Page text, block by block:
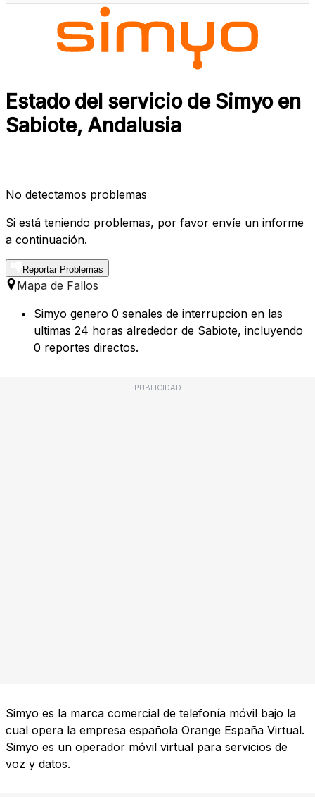
Estado del servicio de Simyo en
Sabiote, Andalusia
No detectamos problemas
Si está teniendo problemas, por favor envíe un informe
a continuación.
Reportar Problemas
Mapa de Fallos
Simyo genero 0 senales de interrupcion en las
ultimas 24 horas alrededor de Sabiote, incluyendo
0 reportes directos.
PUBLICIDAD
Simyo es la marca comercial de telefonía móvil bajo la
cual opera la empresa española Orange España Virtual.
Simyo es un operador móvil virtual para servicios de
voz y datos.